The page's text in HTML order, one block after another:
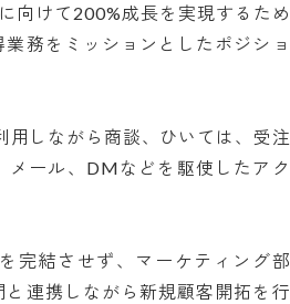
向けて200%成長を実現するため
務をミッションとしたポジショ
しながら商談、ひいては、受注
メール、DMなどを駆使したアク
完結させず、マーケティング部
連携しながら新規顧客開拓を行